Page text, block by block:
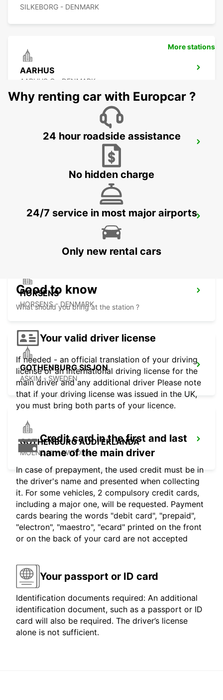
SILKEBORG - DENMARK
AARHUS
AARHUS C - DENMARK
HERNING
HORSENS
HORSENS - DENMARK
GOTHENBURG SISJON
ASKIM - SWEDEN
GOTHENBURG AUDI EKLANDA
MOLNDAL - SWEDEN
More stations
Why renting car with Europcar ?
24 hour roadside assistance
No hidden charge
24/7 service in most major airports
Only new rental cars
Good to know
What should you bring at the station ?
Your valid driver license
If needed - an official translation of your driving
license or an international driving license for the
main driver and any additional driver Please note
that if your driving license was issued in the UK,
you must bring both parts of your licence.
Credit card in the first and last
name of the main driver
In case of prepayment, the used credit must be in
the driver's name and presented when collecting
it. For some vehicles, 2 compulsory credit cards,
including a major one, will be requested. Payment
cards bearing the words "debit card", "prepaid",
"electron", "maestro", "ecard" printed on the front
or on the back of your card are not accepted
Your passport or ID card
Identification documents required: An additional
identification document, such as a passport or ID
card will also be required. The driver’s license
alone is not sufficient.